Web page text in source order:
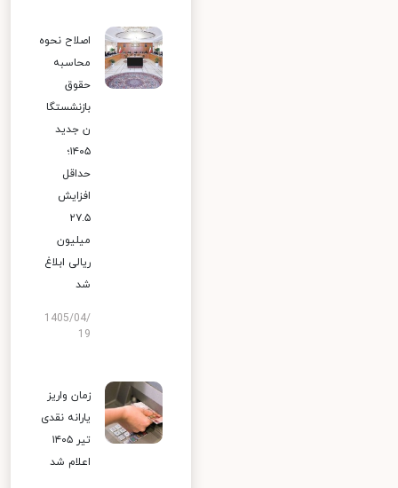
اصلاح نحوه
محاسبه
حقوق
بازنشستگا
ن جدید
۱۴۰۵؛
حداقل
افزایش
۲۷.۵
میلیون
ریالی ابلاغ
شد
1405/04/
19
زمان واریز
یارانه نقدی
تیر ۱۴۰۵
اعلام شد